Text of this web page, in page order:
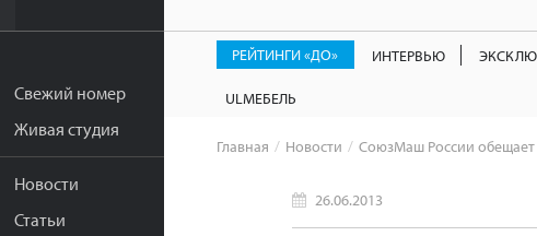
Свежий номер
Живая студия
Новости
Статьи
РЕЙТИНГИ «ДО» ИНТЕРВЬЮ
ULМЕБЕЛЬ
Главная Новости СоюзМаш России обещает
26.06.2013